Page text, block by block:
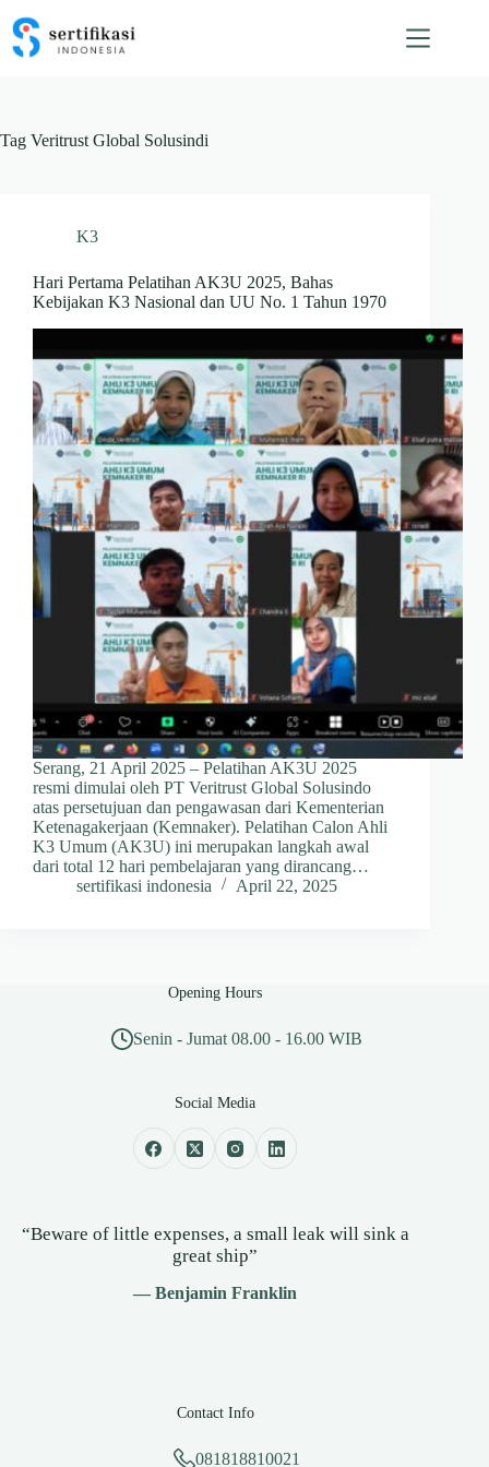
content
Tag Veritrust Global Solusindi
K3
Hari Pertama Pelatihan AK3U 2025, Bahas
Kebijakan K3 Nasional dan UU No. 1 Tahun 1970
Serang, 21 April 2025 – Pelatihan AK3U 2025
resmi dimulai oleh PT Veritrust Global Solusindo
atas persetujuan dan pengawasan dari Kementerian
Ketenagakerjaan (Kemnaker). Pelatihan Calon Ahli
K3 Umum (AK3U) ini merupakan langkah awal
dari total 12 hari pembelajaran yang dirancang…
sertifikasi indonesia
April 22, 2025
Opening Hours
Senin - Jumat 08.00 - 16.00 WIB
Social Media
“Beware of little expenses, a small leak will sink a
great ship”
— Benjamin Franklin
Contact Info
081818810021